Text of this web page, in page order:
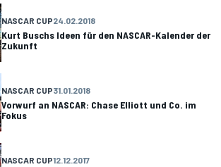
NASCAR CUP24.02.2018
Kurt Buschs Ideen für den NASCAR-Kalender der
Zukunft
NASCAR CUP31.01.2018
Vorwurf an NASCAR: Chase Elliott und Co. im
Fokus
NASCAR CUP12.12.2017